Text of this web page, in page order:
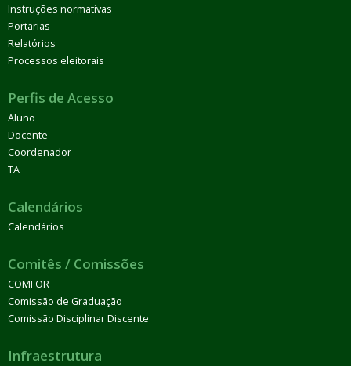
Instruções normativas
Portarias
Relatórios
Processos eleitorais
Perfis de Acesso
Aluno
Docente
Coordenador
TA
Calendários
Calendários
Comitês / Comissões
COMFOR
Comissão de Graduação
Comissão Disciplinar Discente
Infraestrutura